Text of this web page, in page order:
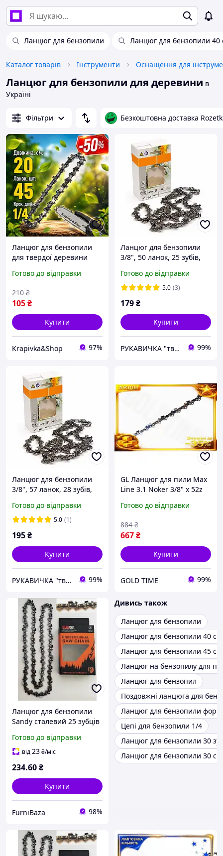
Ланцюг для бензопили Ланцюг для бензопили 40
Каталог товарів Інструменти Оснащення для
Ланцюг для бензопили для деревини в
Україні
Фільтри Безкоштовна доставка
Ланцюг для бензопили
для твердої деревини
для бензопили для
акумуляторну мініпилу
Готово до відправки
105₴
210 ₴
Купити
Krapivka&Shop 97%
Ланцюг для бензопили
3/8", 50 ланок, 25 зубів,
для твердих порід
деревини
Готово до відправки
5.0 (3)
179₴
Купити
РУКАВИЧКА "твоя будівельна скарбничка" 99%
Ланцюг для бензопили
3/8", 57 ланок, 28 зубів,
для твердих порід
деревини
Готово до відправки
5.0 (1)
195₴
Купити
РУКАВИЧКА "твоя будівельна скарбничка" 99%
GL Ланцюг для пили Max
Line 3.1 Noker 3/8" x 52z
для розпилювання
Готово до відправки
667₴
884 ₴
Купити
GOLD TIME 99%
Ланцюг для бензопили
Sandy сталевий 25 зубців
для різання деревини та
садових робіт
Готово до відправки
від23₴/міс
234.60₴
Купити
FurniBaza 98%
Дивись також
Ланцюг для бензопили
Ланцюг для бензопили 40 см
Ланцюг для бензопили 45 см
Ланцюг на бензопилу для
Ланцюг для бензопил
Поздовжні ланцюга для
Ланцюг для бензопили
Цепі для бензопили 1/4
Ланцюг для бензопили 30
Ланцюг для бензопили 30 см